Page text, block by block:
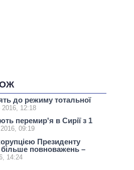
до режиму тотальної
2016, 12:18
перемир'я в Сирії з 1
09:19
Президенту
більше повноважень –
14:24